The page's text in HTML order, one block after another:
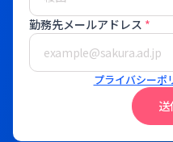
勤務先メールアドレス *
プライバシーポ
送